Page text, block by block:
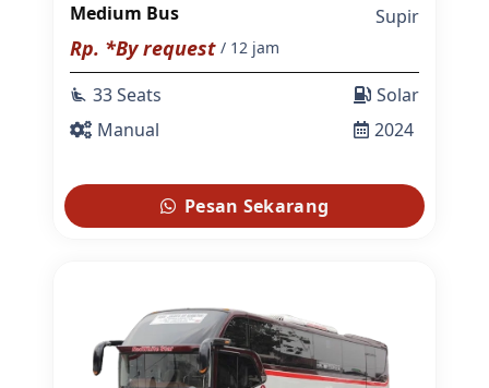
Medium Bus Supir
Rp. *By request / 12 jam
airline_seat_recline_extra 33 Seats
Manual
Solar
2024
Pesan Sekarang